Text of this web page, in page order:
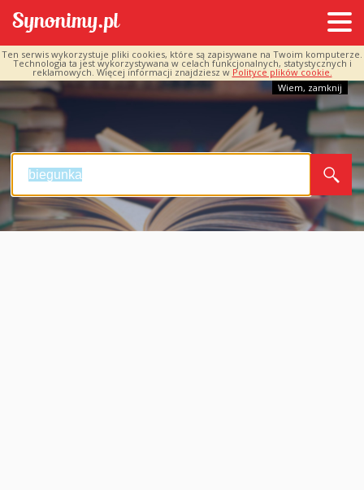
Ten serwis wykorzystuje pliki cookies, które są zapisywane na Twoim komputerze.
Technologia ta jest wykorzystywana w celach funkcjonalnych, statystycznych i
reklamowych. Więcej informacji znajdziesz w Polityce plików cookie.
Wiem, zamknij